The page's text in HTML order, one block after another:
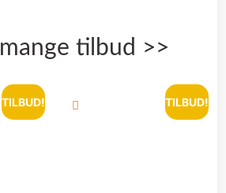
tilbud >>
TILBUD! TILBUD!